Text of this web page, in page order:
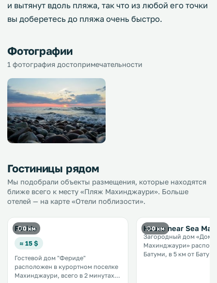
и вытянут вдоль пляжа, так что из любой его точки
вы доберетесь до пляжа очень быстро.
Фотографии
1 фотография достопримечательности
Гостиницы рядом
Мы подобрали объекты размещения, которые находятся
ближе всего к месту «Пляж Махинджаури». Больше
отелей — на карте «Отели поблизости».
0 км
Feride
≈ 15 $
Гостевой дом "Фериде"
расположен в курортном поселке
Махинджаури, всего в 2 минутах
0 км
House near Sea
Загородный дом «Дом
Махинджаури»
Батуми, в 5 км от